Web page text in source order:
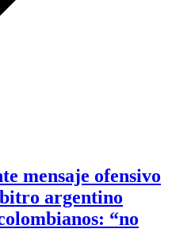
mensaje ofensivo
argentino
“no